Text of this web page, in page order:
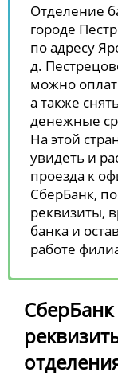
Отделение
городе
по адресу
д.
можно
а также
денежные
На этой
увидеть и
проезда к
СберБанк,
реквизиты,
банка и
работе